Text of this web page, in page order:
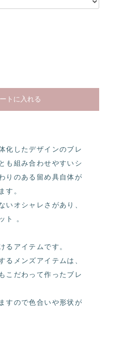
トに入れる
化したデザインのブレ
も組み合わせやすいシ
りのある留め具自体が
す。
いオシャレさがあり、
ト 。
るアイテムです。
るメンズアイテムは、
こだわって作ったブレ
すので色合いや形状が